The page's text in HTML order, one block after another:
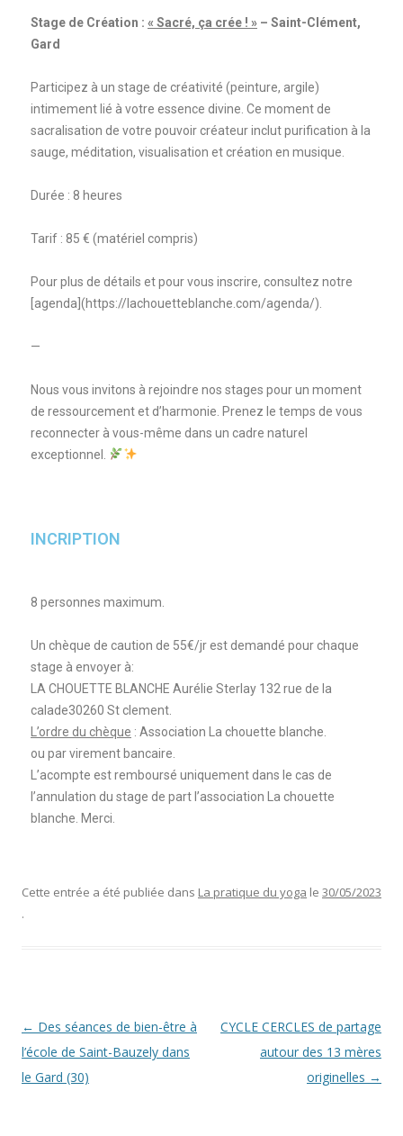
Stage de Création : « Sacré, ça crée ! » – Saint-Clément,
Gard
Participez à un stage de créativité (peinture, argile)
intimement lié à votre essence divine. Ce moment de
sacralisation de votre pouvoir créateur inclut purification à la
sauge, méditation, visualisation et création en musique.
Durée : 8 heures
Tarif : 85 € (matériel compris)
Pour plus de détails et pour vous inscrire, consultez notre
[agenda](https://lachouetteblanche.com/agenda/).
—
Nous vous invitons à rejoindre nos stages pour un moment
de ressourcement et d’harmonie. Prenez le temps de vous
reconnecter à vous-même dans un cadre naturel
exceptionnel.
INCRIPTION
8 personnes maximum.
Un chèque de caution de 55€/jr est demandé pour chaque
stage à envoyer à:
LA CHOUETTE BLANCHE Aurélie Sterlay 132 rue de la
calade30260 St clement.
L’ordre du chèque : Association La chouette blanche.
ou par virement bancaire.
L’acompte est remboursé uniquement dans le cas de
l’annulation du stage de part l’association La chouette
blanche. Merci.
Cette entrée a été publiée dans La pratique du yoga le 30/05/2023
.
Navigation
des
articles
← Des séances de bien-être à
l’école de Saint-Bauzely dans
le Gard (30)
CYCLE CERCLES de partage
autour des 13 mères
originelles →